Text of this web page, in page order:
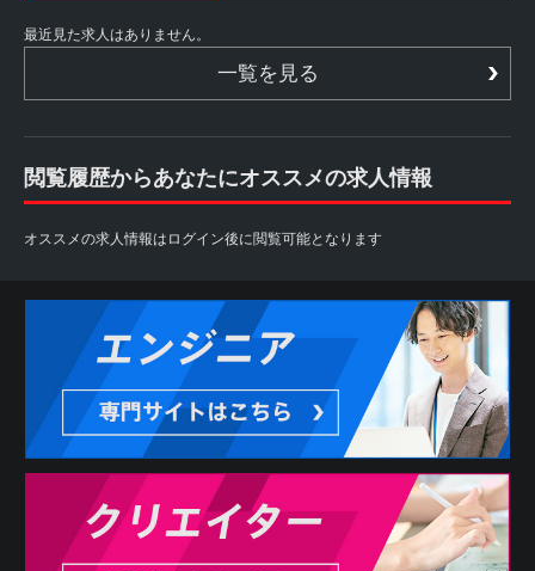
最近見た求人はありません。
一覧を見る
閲覧履歴からあなたにオススメの求人情報
オススメの求人情報はログイン後に閲覧可能となります